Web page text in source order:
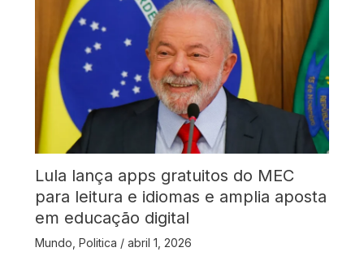
Lula lança apps gratuitos do MEC
para leitura e idiomas e amplia aposta
em educação digital
Mundo, Politica / abril 1, 2026